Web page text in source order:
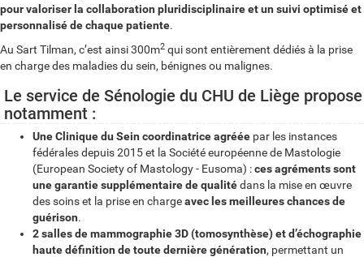
pour valoriser la collaboration pluridisciplinaire et un suivi optimisé et
personnalisé de chaque patiente.
Au Sart Tilman, c’est ainsi 300m2 qui sont entièrement dédiés à la prise
en charge des maladies du sein, bénignes ou malignes.
Le service de Sénologie du CHU de Liège propose
notamment :
Une Clinique du Sein coordinatrice agréée par les instances
fédérales depuis 2015 et la Société européenne de Mastologie
(European Society of Mastology - Eusoma) :ces agréments sont
une garantie supplémentaire de qualitédans la mise en œuvre
des soins et la prise en chargeavec les meilleures chances de
guérison.
2 salles de mammographie 3D (tomosynthèse) et d’échographie
haute définition de toute dernière génération, permettant un